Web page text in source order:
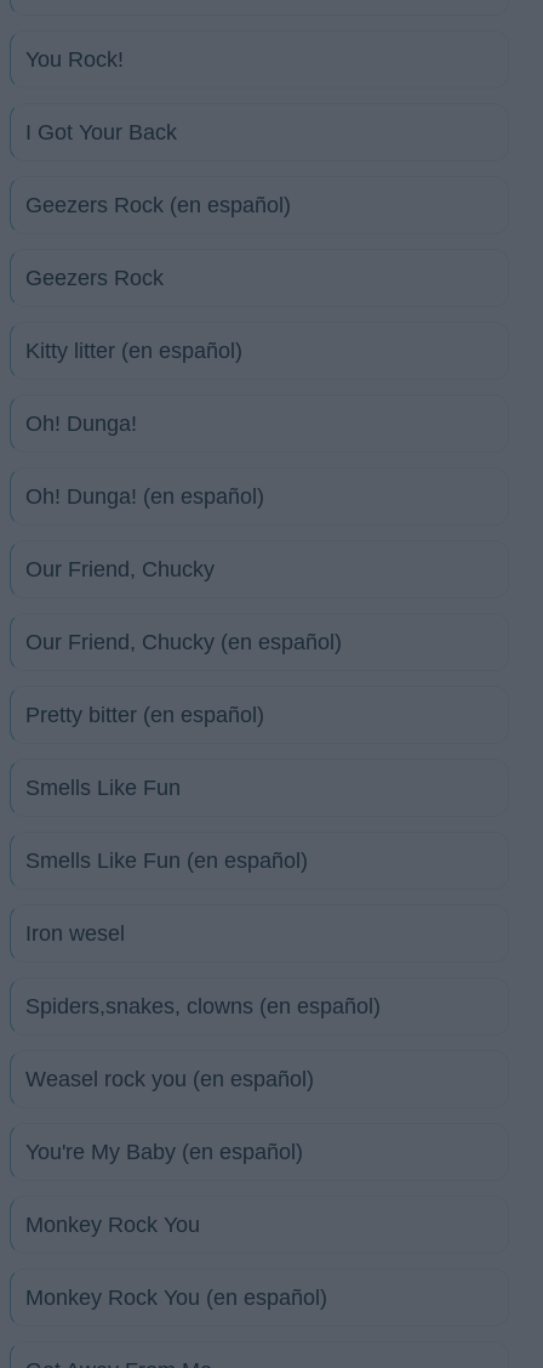
You Rock!
I Got Your Back
Geezers Rock (en español)
Geezers Rock
Kitty litter (en español)
Oh! Dunga!
Oh! Dunga! (en español)
Our Friend, Chucky
Our Friend, Chucky (en español)
Pretty bitter (en español)
Smells Like Fun
Smells Like Fun (en español)
Iron wesel
Spiders,snakes, clowns (en español)
Weasel rock you (en español)
You're My Baby (en español)
Monkey Rock You
Monkey Rock You (en español)